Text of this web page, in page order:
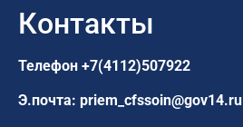
Контакты
Телефон +7(4112)507922
Э.почта: priem_cfssoin@gov14.ru